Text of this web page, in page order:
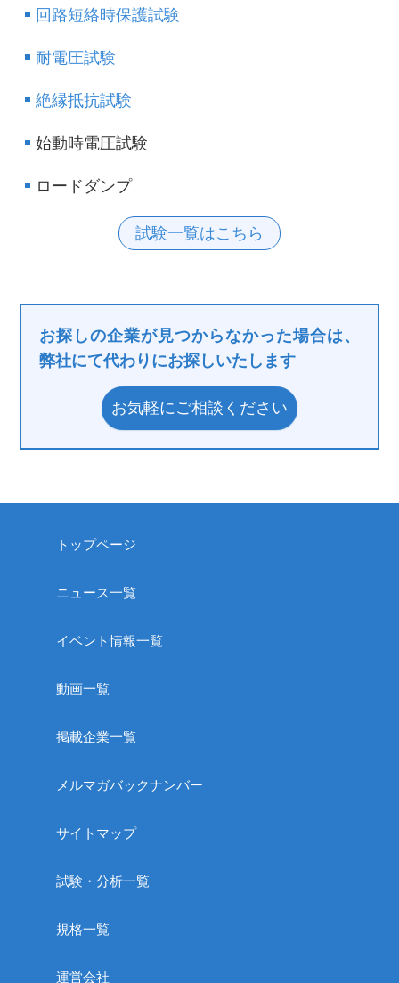
回路短絡時保護試験
耐電圧試験
絶縁抵抗試験
始動時電圧試験
ロードダンプ
試験一覧はこちら
お探しの企業が見つからなかった場合は、
弊社にて代わりにお探しいたします
お気軽にご相談ください
トップページ
ニュース一覧
イベント情報一覧
動画一覧
掲載企業一覧
メルマガバックナンバー
サイトマップ
試験・分析一覧
規格一覧
運営会社